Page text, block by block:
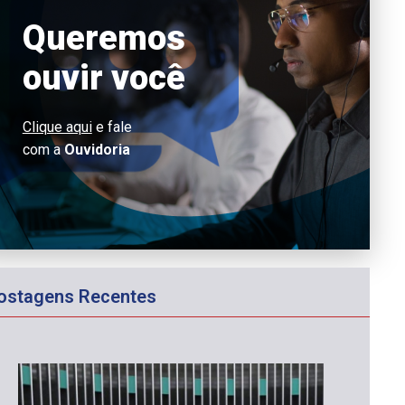
Queremos
ouvir você
Clique aquie fale
com aOuvidoria
Recentes